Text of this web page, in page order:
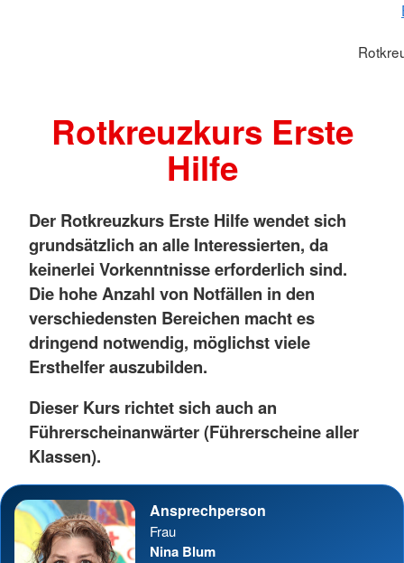
Rotkreuzkurs Erste
Hilfe
Der Rotkreuzkurs Erste Hilfe wendet sich
grundsätzlich an alle Interessierten, da
keinerlei Vorkenntnisse erforderlich sind.
Die hohe Anzahl von Notfällen in den
verschiedensten Bereichen macht es
dringend notwendig, möglichst viele
Ersthelfer auszubilden.
Dieser Kurs richtet sich auch an
Führerscheinanwärter (Führerscheine aller
Klassen).
Ansprechperson
Frau
Nina Blum